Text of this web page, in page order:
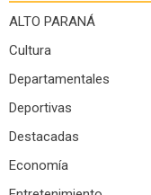
ALTO PARANÁ
Cultura
Departamentales
Deportivas
Destacadas
Economía